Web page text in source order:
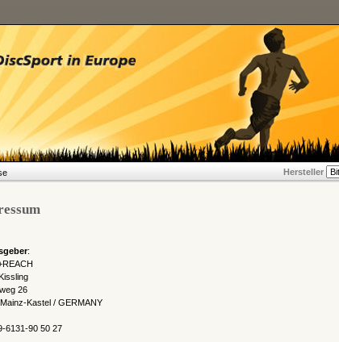
Hersteller
:
26
Kastel / GERMANY
6131-90 50 27